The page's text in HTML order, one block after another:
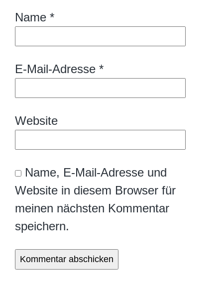
Name *
E-Mail-Adresse *
Website
Name, E-Mail-Adresse und
Website in diesem Browser für
meinen nächsten Kommentar
speichern.